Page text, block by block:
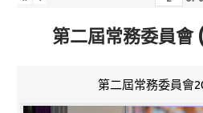
第二屆常務委員
第二屆常務委員會